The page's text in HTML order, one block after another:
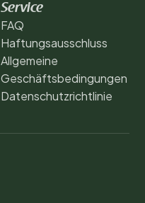
Service
FAQ
Haftungsausschluss
Allgemeine
Geschäftsbedingungen
Datenschutzrichtlinie